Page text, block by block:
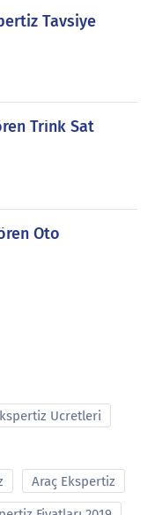
Tavsiye
Trink Sat
Oto
Ucretleri
Araç Ekspertiz